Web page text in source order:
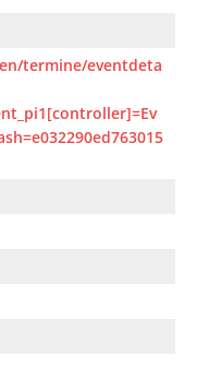
termine/eventdeta